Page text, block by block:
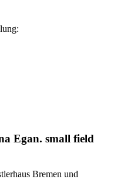
Egan. small field
Bremen und